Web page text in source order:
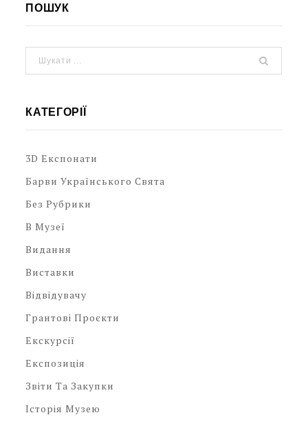
ПОШУК
КАТЕГОРІЇ
3D Експонати
Барви Українського Свята
Без Рубрики
В Музеї
Видання
Виставки
Відвідувачу
Грантові Проєкти
Екскурсії
Експозиція
Звіти Та Закупки
Історія Музею